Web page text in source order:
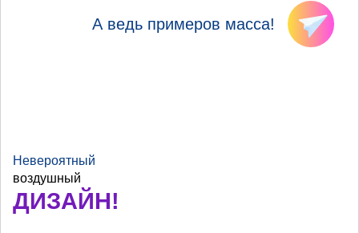
А ведь примеров масса!
Невероятный
воздушный
ДИЗАЙН!